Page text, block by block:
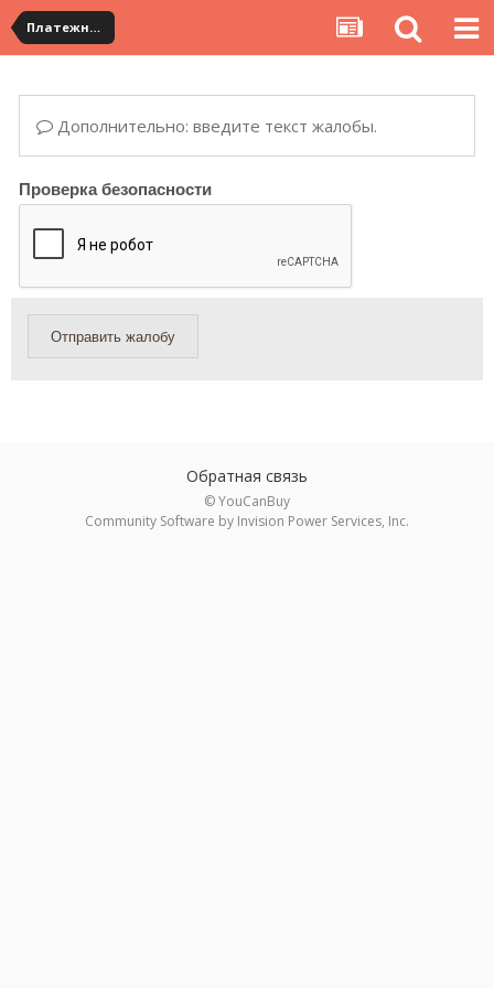
Платежная система ALIPAY и оплата банковскими картами
Дополнительно: введите текст жалобы.
Проверка безопасности
Отправить жалобу
Обратная связь
© YouCanBuy
Community Software by Invision Power Services, Inc.